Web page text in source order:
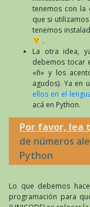
tenemos con la
que si utilizamos
tenemos
.
La otra idea,
debemos tocar
«ñ» y los
agudos). Ya en u
ellos en el
acá en Python.
Por favor, lea
de números
Python
Lo que debemos
programación para